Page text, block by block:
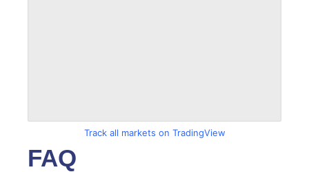
Track all markets on TradingView
FAQ